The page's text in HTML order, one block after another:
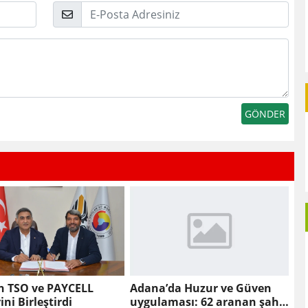
Posta
ve PAYCELL
Birleştirdi
Adana’da Huzur ve Güven
uygulaması: 62 aranan şahıs